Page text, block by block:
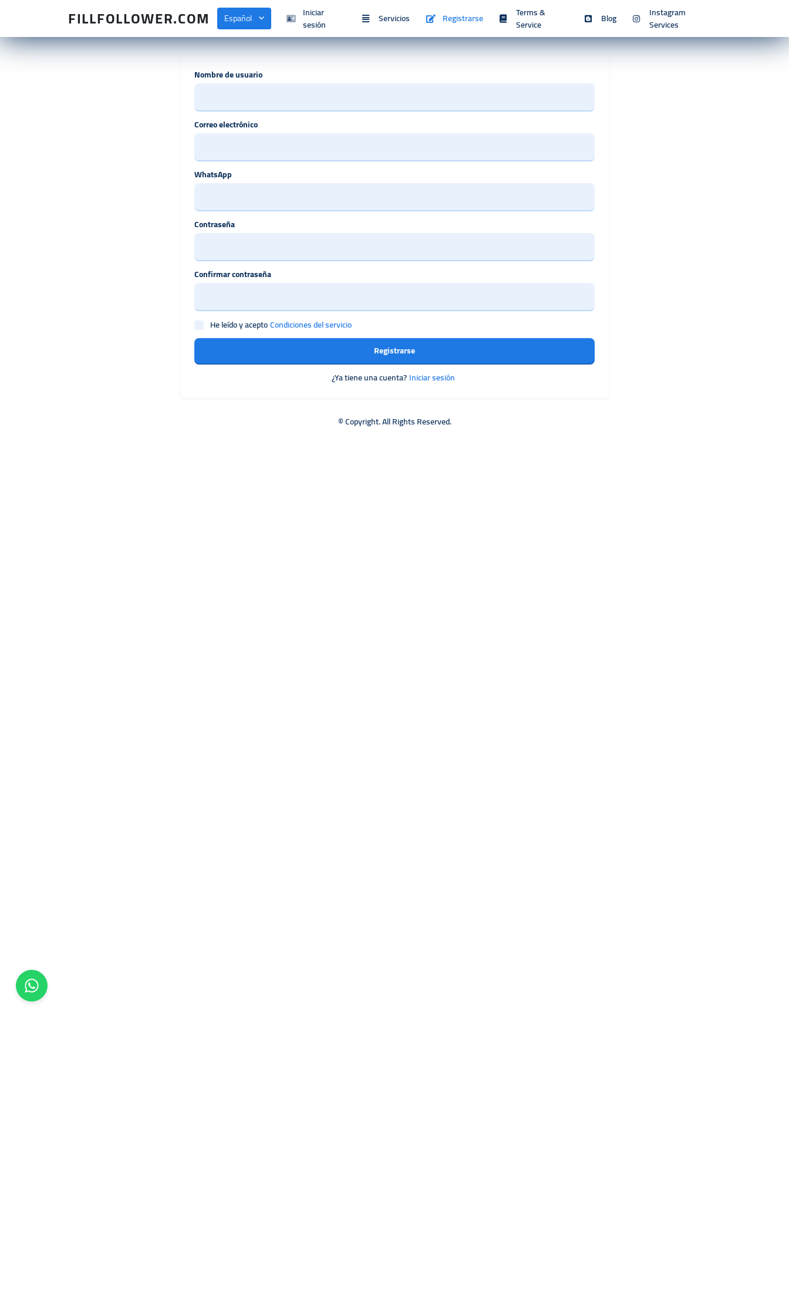
FILLFOLLOWER.COM Español
Iniciar
sesión
Servicios Registrarse
Terms &
Service
Blog
Instagram
Services
Nombre de usuario
Correo electrónico
WhatsApp
Contraseña
Confirmar contraseña
He leído y aceptoCondiciones del servicio
Registrarse
¿Ya tiene una cuenta?Iniciar sesión
© Copyright. All Rights Reserved.